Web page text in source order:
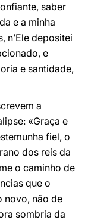
saber
e a minha
n’Ele depositei
e
e santidade,
a
«Graça e
fiel, o
dos reis da
o caminho de
que o
novo, não de
sombria da